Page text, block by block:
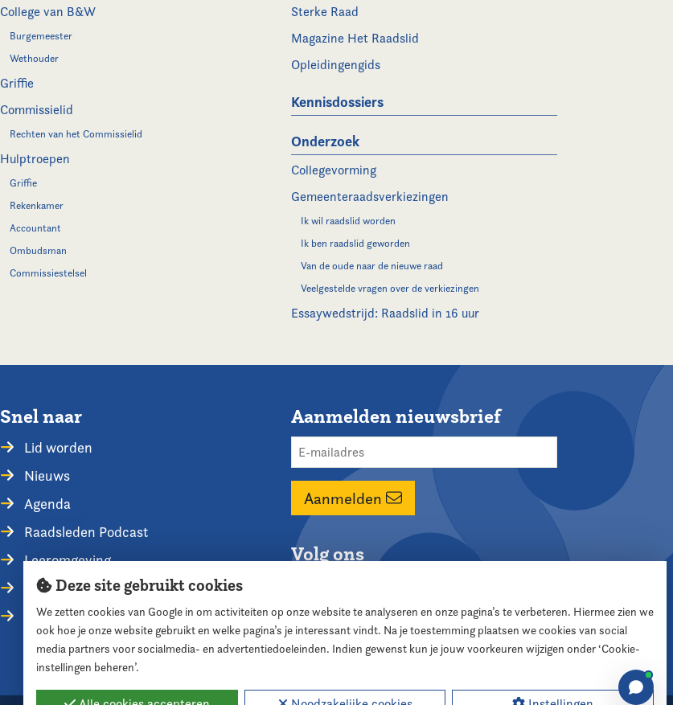
College van B&W
Burgemeester
Wethouder
Griffie
Commissielid
Rechten van het Commissielid
Hulptroepen
Griffie
Rekenkamer
Accountant
Ombudsman
Commissiestelsel
Sterke Raad
Magazine Het Raadslid
Opleidingengids
Kennisdossiers
Onderzoek
Collegevorming
Gemeenteraadsverkiezingen
Ik wil raadslid worden
Ik ben raadslid geworden
Van de oude naar de nieuwe raad
Veelgestelde vragen over de verkiezingen
Essaywedstrijd: Raadslid in 16 uur
Snel naar
Lid worden
Nieuws
Agenda
Raadsleden Podcast
Leeromgeving
Privacyverklaring
Contact opnemen
Aanmelden nieuwsbrief
Aanmelden
Volg ons
Deze site gebruikt cookies
We zetten cookies van Google in om activiteiten op onze website te analyseren en onze pagina’s te verbeteren. Hiermee zien we
ook hoe je onze website gebruikt en welke pagina’s je interessant vindt. Na je toestemming plaatsen we cookies van social
media partners voor socialmedia- en advertentiedoeleinden. Indien gewenst kun je jouw voorkeuren wijzigen onder ‘Cookie-
instellingen beheren’.